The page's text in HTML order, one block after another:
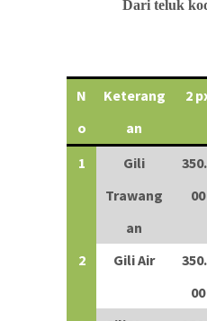
Dari teluk
N
o
Keterang
an
2
1
Gili
Trawang
an
00
2 Gili Air
00